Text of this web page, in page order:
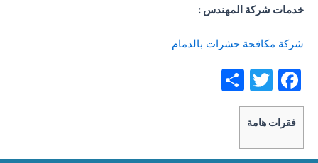
خدمات شركة المهندس :
شركة مكافحة حشرات بالدمام
F
a
c
e
T
w
itt
er
فقرات هامة